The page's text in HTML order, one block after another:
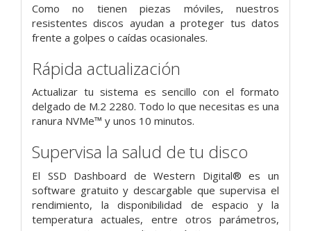
Como no tienen piezas móviles, nuestros
resistentes discos ayudan a proteger tus datos
frente a golpes o caídas ocasionales.
Rápida actualización
Actualizar tu sistema es sencillo con el formato
delgado de M.2 2280. Todo lo que necesitas es una
ranura NVMe™ y unos 10 minutos.
Supervisa la salud de tu disco
El SSD Dashboard de Western Digital® es un
software gratuito y descargable que supervisa el
rendimiento, la disponibilidad de espacio y la
temperatura actuales, entre otros parámetros,